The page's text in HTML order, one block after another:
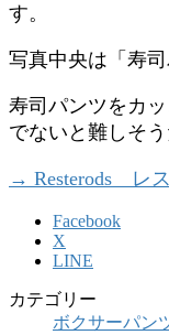
す。
写真中央は「寿司
寿司パンツをカ
でないと難しそう
→ Resterods レ
Facebook
X
LINE
カテゴリー
ボクサーパン